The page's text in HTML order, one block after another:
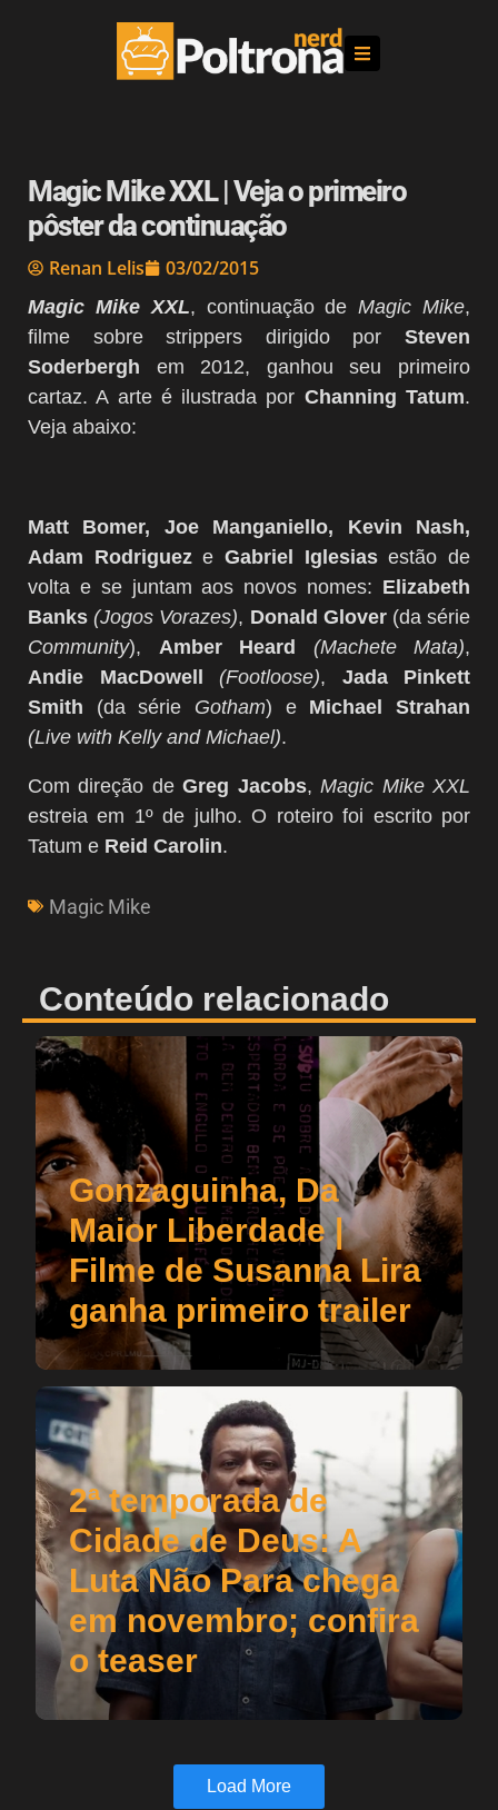
Magic Mike XXL | Veja o primeiro
pôster da continuação
Renan Lelis 03/02/2015
Magic Mike XXL, continuação deMagic Mike,
filme sobre strippers dirigido por Steven
Soderbergh em 2012, ganhou seu primeiro
cartaz. A arte é ilustrada por Channing Tatum.
Veja abaixo:
Matt Bomer, Joe Manganiello, Kevin Nash,
Adam RodriguezeGabriel Iglesiasestão de
volta e se juntam aos novos nomes: Elizabeth
Banks (Jogos Vorazes), Donald Glover(da série
Community), Amber Heard (Machete Mata),
Andie MacDowell
(Footloose), Jada Pinkett
Smith (da série Gotham) e Michael Strahan
(Live with Kelly and Michael).
Com direção deGreg Jacobs,Magic Mike XXL
estreia em 1º de julho. O roteiro foi escrito por
Tatum e Reid Carolin.
Magic Mike
Conteúdo relacionado
Gonzaguinha, Da
Maior Liberdade |
Filme de Susanna Lira
ganha primeiro trailer
2ª temporada de
Cidade de Deus: A
Luta Não Para chega
em novembro; confira
o teaser
Load More